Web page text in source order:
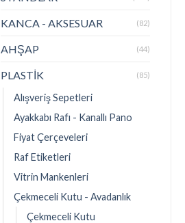
KANCA - AKSESUAR (82)
AHŞAP (44)
PLASTİK (85)
Alışveriş Sepetleri
Ayakkabı Rafı - Kanallı Pano
Fiyat Çerçeveleri
Raf Etiketleri
Vitrin Mankenleri
Çekmeceli Kutu - Avadanlık
Çekmeceli Kutu